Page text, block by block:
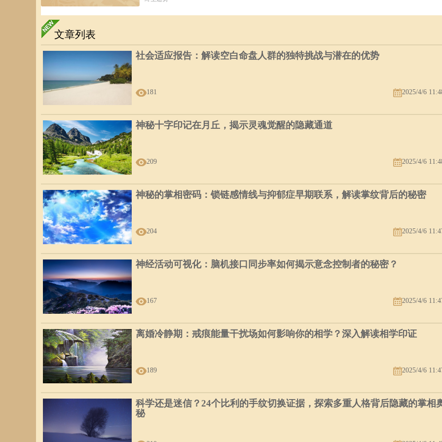
文章列表
社会适应报告：解读空白命盘人群的独特挑战与潜在的优势
181 2025/4/6
神秘十字印记在月丘，揭示灵魂觉醒的隐藏通道
209 2025/4/6
神秘的掌相密码：锁链感情线与抑郁症早期联系，解读掌纹背后的秘密
204 2025/4/6
神经活动可视化：脑机接口同步率如何揭示意念控制者的秘密？
167 2025/4/6
离婚冷静期：戒痕能量干扰场如何影响你的相学？深入解读相学印证
189 2025/4/6
科学还是迷信？24个比利的手纹切换证据，探索多重人格背后隐藏的掌相
秘